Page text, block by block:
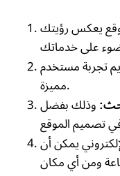
يعكس رؤيتك
تجربة مستخدم
مميزة.
وذلك بفضل
يمكن أن